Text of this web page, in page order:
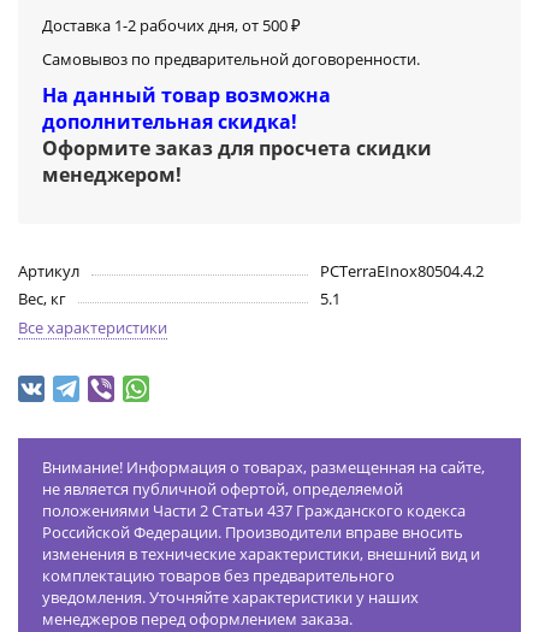
Доставка 1-2 рабочих дня, от 500 ₽
Самовывоз по предварительной договоренности.
На данный товар возможна
дополнительная скидка!
Оформите заказ для просчета скидки
менеджером!
Артикул
PCTerraEInox80504.4.2
Вес, кг
5.1
Все характеристики
Внимание! Информация о товарах, размещенная на сайте,
не является публичной офертой, определяемой
положениями Части 2 Статьи 437 Гражданского кодекса
Российской Федерации. Производители вправе вносить
изменения в технические характеристики, внешний вид и
комплектацию товаров без предварительного
уведомления. Уточняйте характеристики у наших
менеджеров перед оформлением заказа.